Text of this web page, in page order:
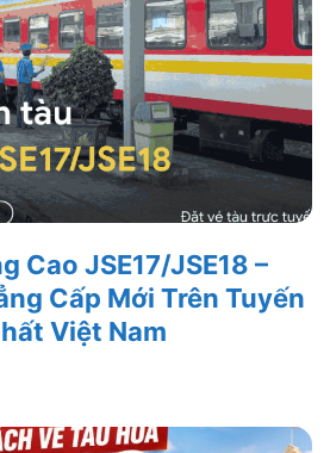
Cao JSE17/JSE18 –
Cấp Mới Trên Tuyến
Việt Nam